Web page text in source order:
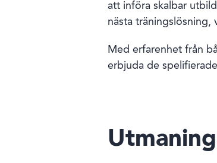
att införa skalbar
nästa träningslösning,
Med erfarenhet från
erbjuda de